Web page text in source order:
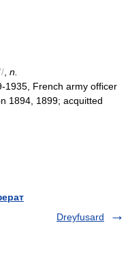
n.
1935, French army officer
1894, 1899; acquitted
Dreyfusard